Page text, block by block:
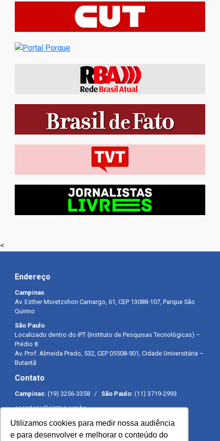
Utilizamos cookies para medir nossa audiência
e para desenvolver e melhorar o conteúdo do
<
Endereço
Campinas
Av. Esther Moretzshon Camargo, 61, CEP 13088-107, Parque São
Quirino
São Paulo
Localizado dentro do IPT (Instituto de Pesquisas Tecnológicas) –
Prédio 8
Av. Prof. Almeida Prado, 532, CEP 05508-901, Cidade Universitária –
Butantã
Contato
Campinas: (19) 3256-3358 / São Paulo: (11) 3719-2993
secretaria@sintpq.org.br
Expediente